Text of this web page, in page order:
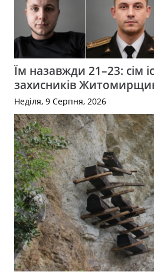
Їм назавжди 21–23: сім
захисників
Неділя, 9 Серпня, 2026